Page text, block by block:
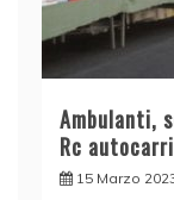
Ambulanti,
Rc autocarri
15 Marzo